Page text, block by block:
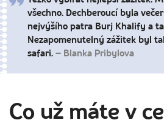
všechno. Dechberoucí byla
nejvýšího patra Burj Khalify a
Nezapomenutelný zážitek byl
safari. – Blanka Pribylova
Co už máte v